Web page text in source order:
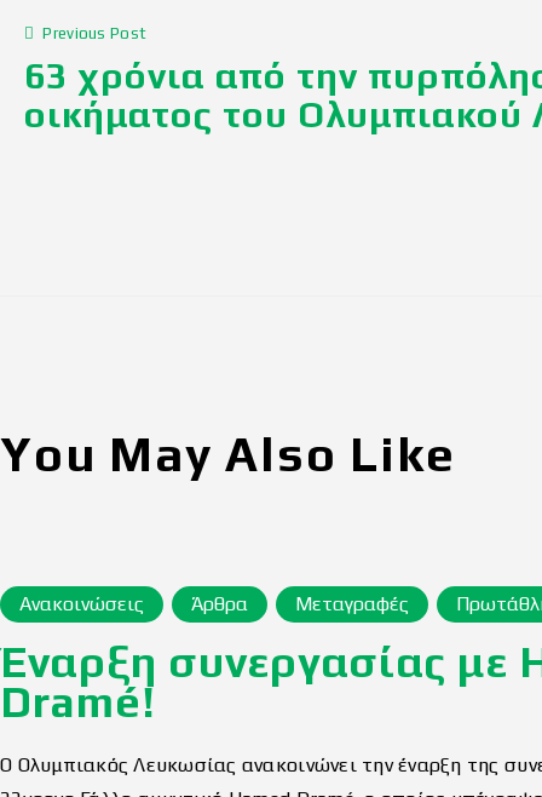
Previous Post
63 χρόνια από την
οικήματος του Ολυμπιακού
You May Also Like
Ανακοινώσεις Άρθρα Μεταγραφές
Έναρξη συνεργασίας με
Dramé!
Ο Ολυμπιακός Λευκωσίας ανακοινώνει την έναρξη της